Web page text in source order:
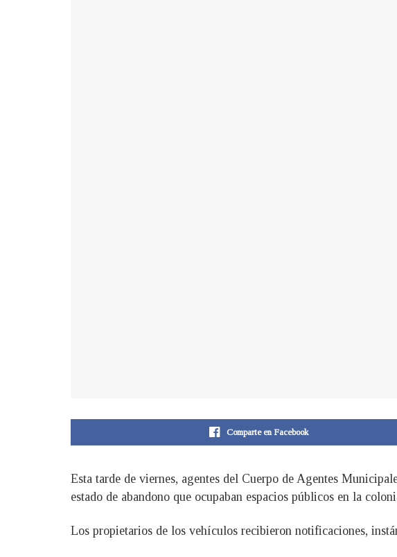
Comparte en Facebook
Esta tarde de viernes, agentes del Cuerpo de Agentes
estado de abandono que ocupaban espacios públicos en la
Los propietarios de los vehículos recibieron notificaciones,